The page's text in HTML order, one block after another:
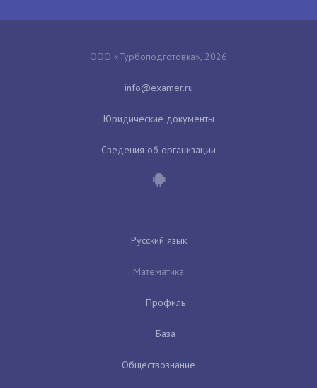
ООО «Турбоподготовка», 2026
Юридические документы
Сведения об организации
Русский язык
Математика
Профиль
База
Обществознание